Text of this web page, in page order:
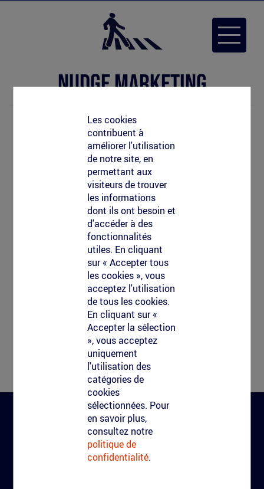
Les cookies
contribuent à
améliorer l'utilisation
de notre site, en
permettant aux
visiteurs de trouver
les informations
dont ils ont besoin et
d'accéder à des
fonctionnalités
utiles. En cliquant
sur « Accepter tous
les cookies », vous
acceptez l'utilisation
de tous les cookies.
En cliquant sur «
Accepter la sélection
», vous acceptez
uniquement
l'utilisation des
catégories de
cookies
sélectionnées. Pour
en savoir plus,
consultez notre
politique de
confidentialité.
Toggle
Nudge marketing
Clean-Tag
CGV Clean-Tag